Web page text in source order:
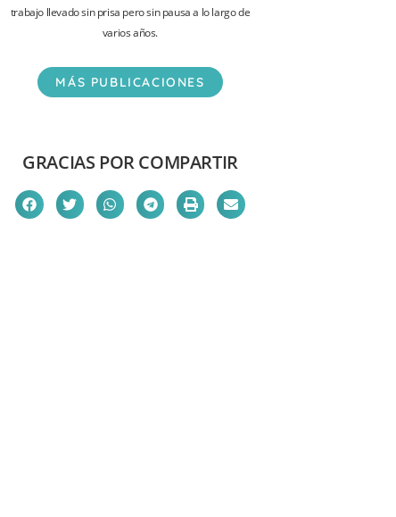
trabajo llevado sin prisa pero sin pausa a lo largo de
varios años.
MÁS PUBLICACIONES
GRACIAS POR COMPARTIR